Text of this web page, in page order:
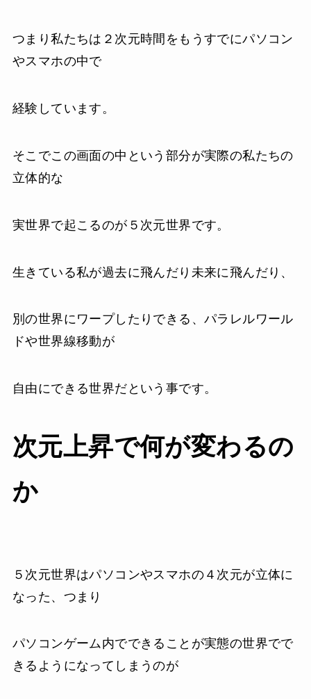
つまり私たちは２次元時間をもうすでにパソコン
やスマホの中で
経験しています。
そこでこの画面の中という部分が実際の私たちの
立体的な
実世界で起こるのが５次元世界です。
生きている私が過去に飛んだり未来に飛んだり、
別の世界にワープしたりできる、パラレルワール
ドや世界線移動が
自由にできる世界だという事です。
次元上昇で何が変わるの
か
５次元世界はパソコンやスマホの４次元が立体に
なった、つまり
パソコンゲーム内でできることが実態の世界でで
きるようになってしまうのが